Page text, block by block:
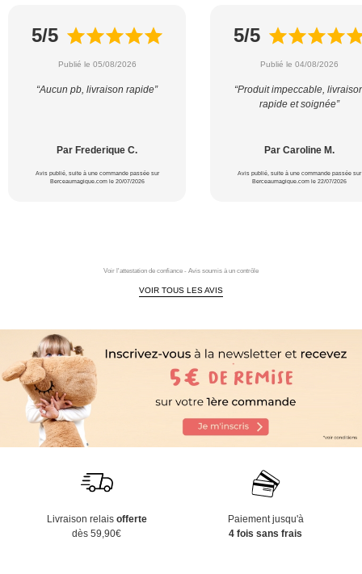
5/5
Publié le 05/08/2026
“Aucun pb, livraison rapide”
Par Frederique C.
Avis publié, suite à une commande passée sur
Berceaumagique.com le 20/07/2026
5/5
Publié le 04/08/2026
“Produit impeccable,
rapide et soignée”
Par Caroline M.
Avis publié, suite à une commande passée sur
Berceaumagique.com le 22/07/2026
Voir l'attestation de confiance - Avis soumis à un contrôle
VOIR TOUS LES AVIS
Livraison relais offerte
dès 59,90€
Paiement jusqu'à
4 fois sans frais